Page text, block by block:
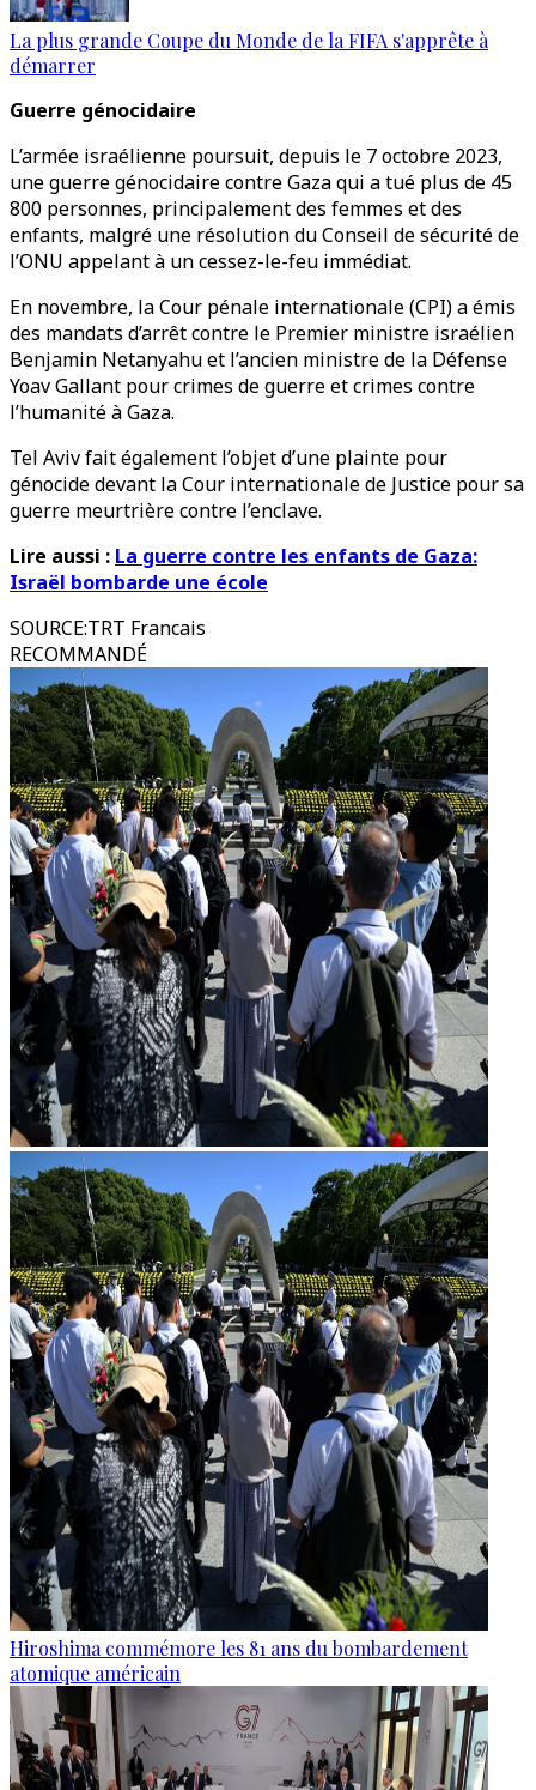
La plus grande Coupe du Monde de la FIFA s'apprête à
démarrer
Guerre génocidaire
L’armée israélienne poursuit, depuis le 7 octobre 2023,
une guerre génocidaire contre Gaza qui a tué plus de 45
800 personnes, principalement des femmes et des
enfants, malgré une résolution du Conseil de sécurité de
l’ONU appelant à un cessez-le-feu immédiat.
En novembre, la Cour pénale internationale (CPI) a émis
des mandats d’arrêt contre le Premier ministre israélien
Benjamin Netanyahu et l’ancien ministre de la Défense
Yoav Gallant pour crimes de guerre et crimes contre
l’humanité à Gaza.
Tel Aviv fait également l’objet d’une plainte pour
génocide devant la Cour internationale de Justice pour sa
guerre meurtrière contre l’enclave.
Lire aussi : La guerre contre les enfants de Gaza:
Israël bombarde une école
SOURCE:TRT Francais
RECOMMANDÉ
Hiroshima commémore les 81 ans du bombardement
atomique américain